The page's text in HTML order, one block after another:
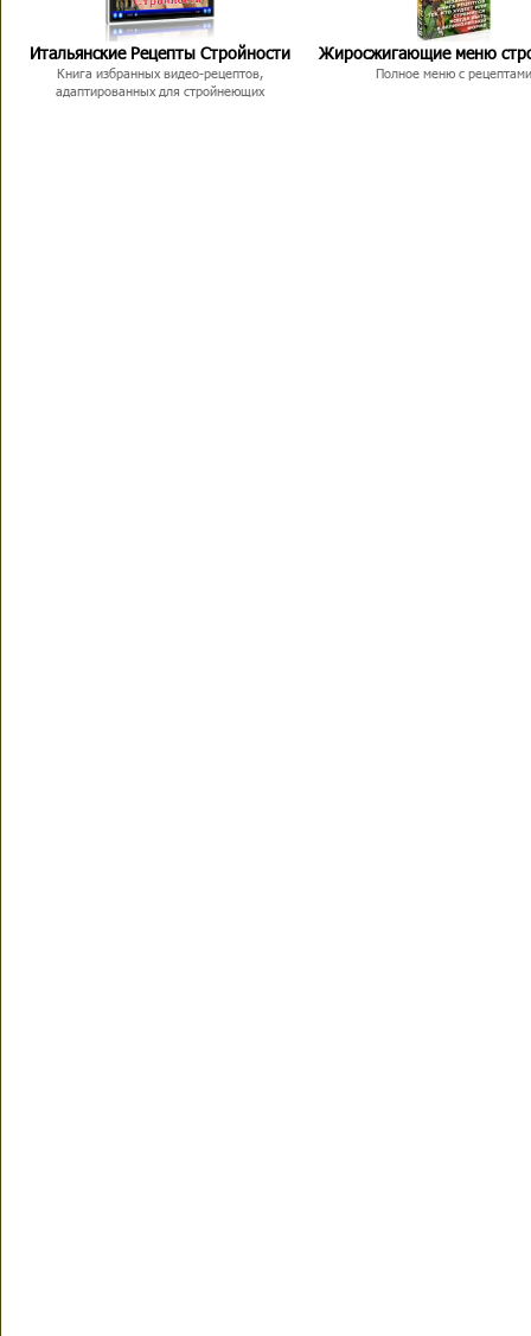
Итальянские Рецепты Стройности
Книга избранных видео-рецептов,
адаптированных для стройнеющих
Жиросжигающие меню
Полное меню с рецептами